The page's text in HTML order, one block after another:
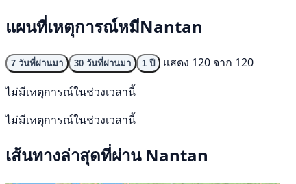
แผนที่เหตุการณ์หมีNantan
7 วันที่ผ่านมา 30 วันที่ผ่านมา 1 ปี
แสดง 120 จาก 120
ไม่มีเหตุการณ์ในช่วงเวลานี้
ไม่มีเหตุการณ์ในช่วงเวลานี้
เส้นทางล่าสุดที่ผ่าน Nantan